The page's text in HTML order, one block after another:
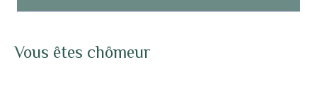
Vous êtes chômeur